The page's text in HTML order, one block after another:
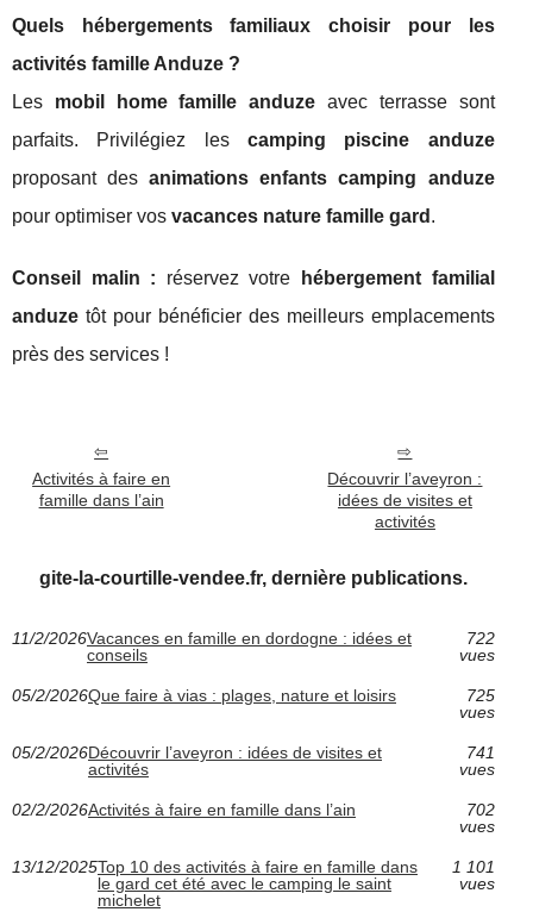
Quels hébergements familiaux choisir pour les
activités famille Anduze ?
Les mobil home famille anduze avec terrasse sont
parfaits. Privilégiez les camping piscine anduze
proposant desanimations enfants camping anduze
pour optimiser vos vacances nature famille gard .
Conseil malin : réservez votre
hébergement familial
anduze tôt pour bénéficier des meilleurs emplacements
près des services !
Activités à faire en
famille dans l’ain
Découvrir l’aveyron :
idées de visites et
activités
gite-la-courtille-vendee.fr, dernière publications.
11/2/2026Vacances en famille en dordogne : idées et
conseils
722
vues
05/2/2026Que faire à vias : plages, nature et loisirs
725
vues
05/2/2026Découvrir l’aveyron : idées de visites et
activités
741
vues
02/2/2026Activités à faire en famille dans l’ain
702
vues
13/12/2025Top 10 des activités à faire en famille dans
le gard cet été avec le camping le saint
michelet
1 101
vues